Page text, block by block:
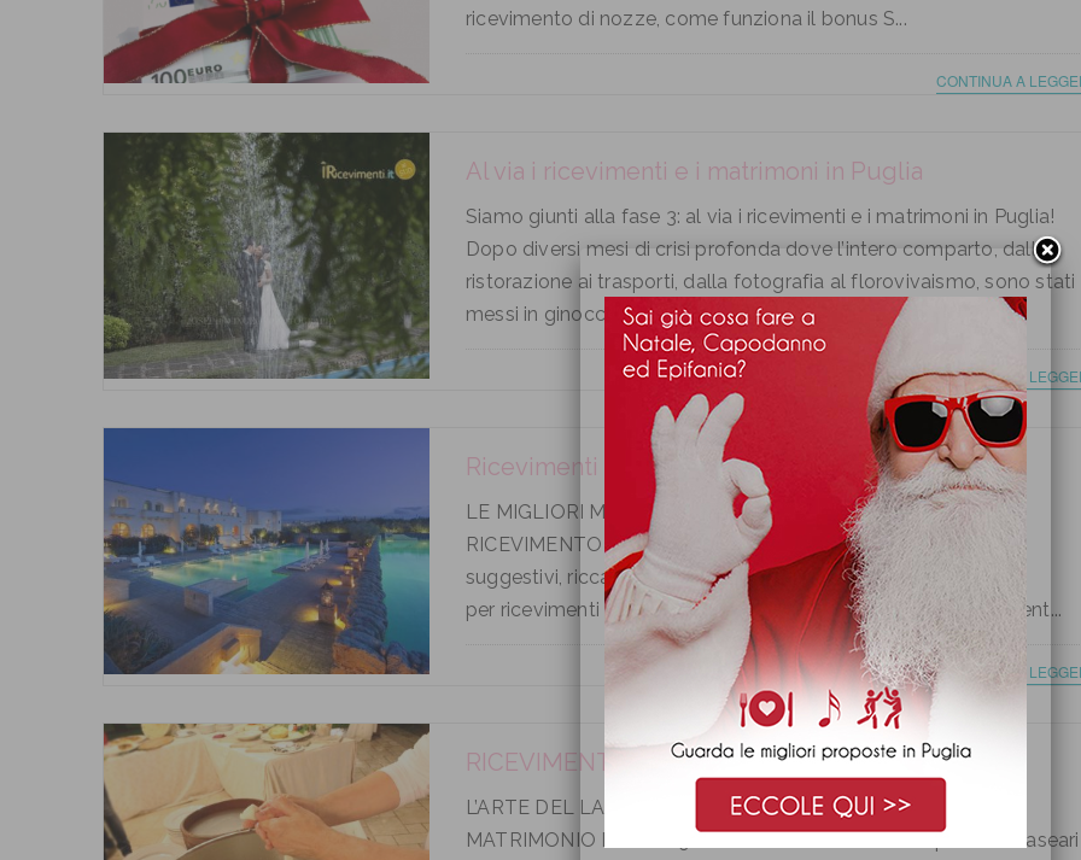
ricevimento di nozze, come funziona il bonus S...
CONTINUA A
Al via i ricevimenti e i matrimoni in Puglia
Siamo giunti alla fase 3: al via i ricevimenti e i matrimoni in Puglia!
Dopo diversi mesi di crisi profonda dove l’intero comparto, dalla
ristorazione ai trasporti, dalla fotografia al florovivaismo, sono stati
messi in ginocchio, da oggi in Puglia ...
CONTINUA A
Ricevimenti in Masseria in Puglia
LE MIGLIORI MASSERIE IN PUGLIA DOVE FESTEGGIARE UN
RICEVIMENTO AL TOP Terra antica di cultura, di paesaggi
suggestivi, ricca di storia, la Puglia è ormai la meta prediletta
per ricevimenti di ogni tipo dai matrimoni sofisticati ai riceviment...
CONTINUA A
RICEVIMENTI DI MATRIMONIO CON CASARO
L’ARTE DEL LATTE DIVENTA UN MUST NEI RICEVIMENTI DI
MATRIMONIO DEL 2019 Come si fa a non amare i prodotti caseari